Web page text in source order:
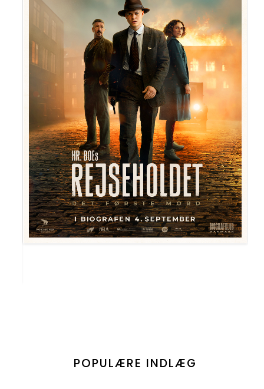
POPULÆRE INDLÆG